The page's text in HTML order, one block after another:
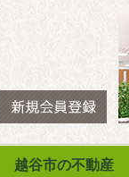
越谷市の不動産